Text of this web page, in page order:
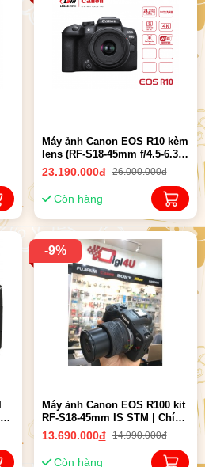
Máy ảnh Canon EOS R10 kèm
lens (RF-S18-45mm f/4.5-6.3
IS STM) | Chính hãng
23.190.000đ 26.000.000đ
Còn hàng
-9%
Máy ảnh Canon EOS R100 kit
RF-S18-45mm IS STM | Chính
hãng
13.690.000đ 14.990.000đ
Còn hàng